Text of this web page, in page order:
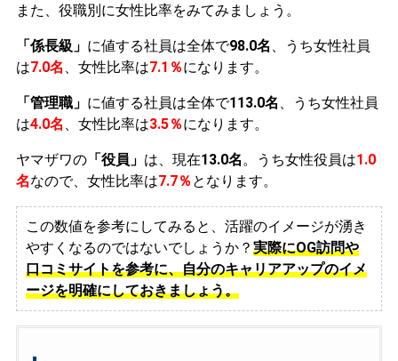
また、役職別に女性比率をみてみましょう。
「係長級」 に値する社員は全体で98.0名
、うち女性社員
は7.0名 、女性比率は7.1％になります。
「管理職」 に値する社員は全体で113.0名
、うち女性社員
は4.0名 、女性比率は3.5％になります。
ヤマザワの「役員」 は、現在13.0名 。うち女性役員は1.0
名なので、女性比率は7.7％ となります。
この数値を参考にしてみると、活躍のイメージが湧き
やすくなるのではないでしょうか？ 実際にOG訪問や
口コミサイトを参考に、自分のキャリアアップのイメ
ージを明確にしておきましょう。